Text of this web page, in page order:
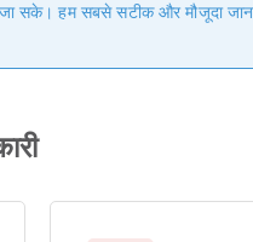
सके। हम सबसे सटीक और मौजूदा